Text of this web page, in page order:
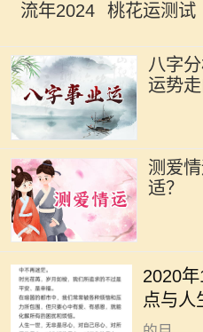
流年2024 桃花运测试
八字
运势
测爱
适？
2020
点与人
通的日
人生活
展的背